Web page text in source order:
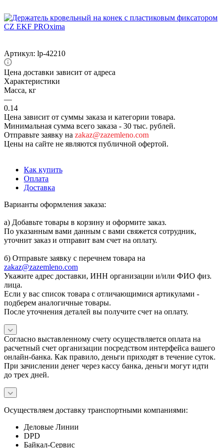
Артикул: lp-42210
Цена доставки зависит от адреса
Характеристики
Масса, кг
—
0.14
Цена зависит от суммы заказа и категории товара.
Минимальная сумма всего заказа - 30 тыс. рублей.
Отправьте заявку на zakaz@zazemleno.com
Цены на сайте не являются публичной офертой.
Как купить
Оплата
Доставка
Варианты оформления заказа:
а) Добавьте товары в корзину и оформите заказ.
По указанным вами данным с вами свяжется сотрудник,
уточнит заказ и отправит вам счет на оплату.
б) Отправьте заявку с перечнем товара на
zakaz@zazemleno.com
Укажите адрес доставки, ИНН организации и/или ФИО физ.
лица.
Если у вас список товара с отличающимися артикулами -
подберем аналогичные товары.
После уточнения деталей вы получите счет на оплату.
Согласно выставленному счету осуществляется оплата на
расчетный счет организации посредством интерфейса вашего
онлайн-банка. Как правило, деньги приходят в течение суток.
При зачислении денег через кассу банка, деньги могут идти
до трех дней.
Осуществляем доставку транспортными компаниями:
Деловые Линии
DPD
Байкал-Сервис